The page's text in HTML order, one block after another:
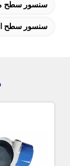
سنسور سطح
سنسور سطح